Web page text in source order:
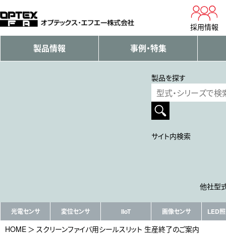
採用情報
製品情報 事例・特集
製品を探す
サイト内検索
他社型
光電センサ 変位センサ IIoT 画像センサ LED照
HOME スクリーンファイバ用シールスリット 生産終了のご案内